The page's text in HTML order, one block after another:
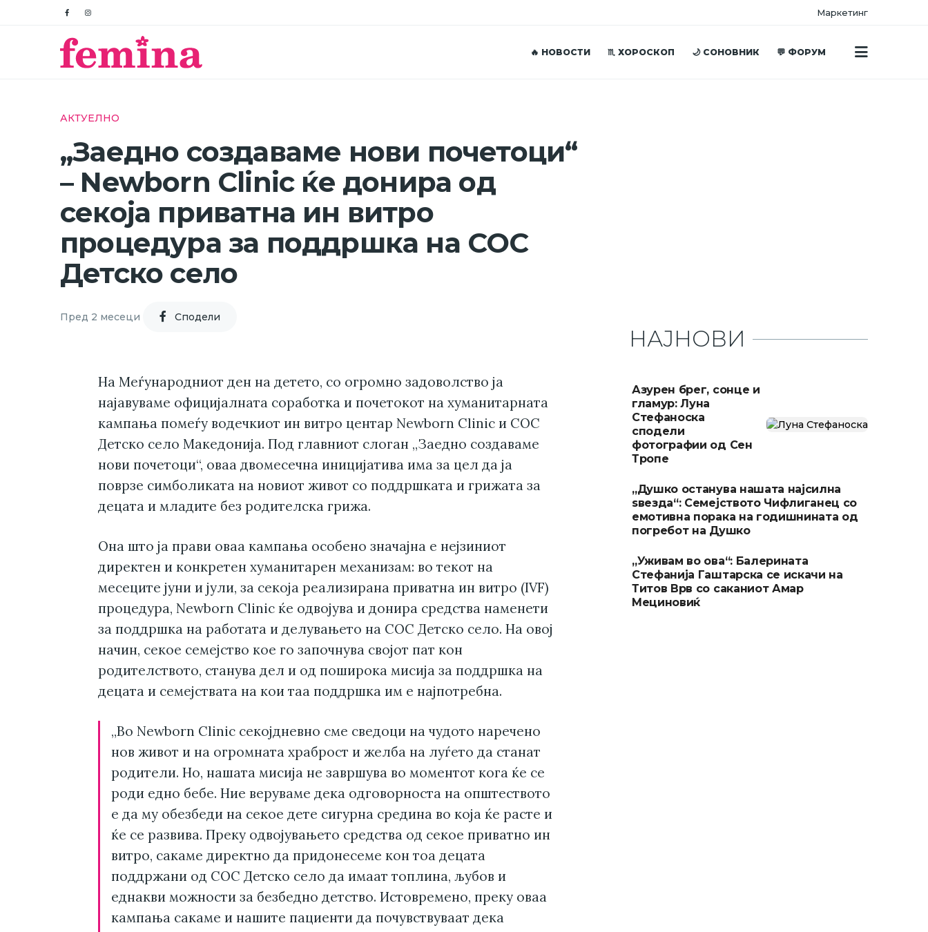
Маркетинг
🔥 НОВОСТИ ♏ ХОРОСКОП 🌙 СОНОВНИК 💬 ФОРУМ
АКТУЕЛНО
„Заедно создаваме нови почетоци“
– Newborn Clinic ќе донира од
секоја приватна ин витро
процедура за поддршка на СОС
Детско село
Пред 2 месеци Cподели
На Меѓународниот ден на детето, со огромно задоволство ја
најавуваме официјалната соработка и почетокот на хуманитарната
кампања помеѓу водечкиот ин витро центар Newborn Clinic и СОС
Детско село Македонија. Под главниот слоган „Заедно создаваме
нови почетоци“, оваа двомесечна иницијатива има за цел да ја
поврзе симболиката на новиот живот со поддршката и грижата за
децата и младите без родителска грижа.
Она што ја прави оваа кампања особено значајна е нејзиниот
директен и конкретен хуманитарен механизам: во текот на
месеците јуни и јули, за секоја реализирана приватна ин витро (IVF)
процедура, Newborn Clinic ќе одвојува и донира средства наменети
за поддршка на работата и делувањето на СОС Детско село. На овој
начин, секое семејство кое го започнува својот пат кон
родителството, станува дел и од поширока мисија за поддршка на
децата и семејствата на кои таа поддршка им е најпотребна.
„Во Newborn Clinic секојдневно сме сведоци на чудото наречено
нов живот и на огромната храброст и желба на луѓето да станат
родители. Но, нашата мисија не завршува во моментот кога ќе се
роди едно бебе. Ние веруваме дека одговорноста на општеството
е да му обезбеди на секое дете сигурна средина во која ќе расте и
ќе се развива. Преку одвојувањето средства од секое приватно ин
витро, сакаме директно да придонесеме кон тоа децата
поддржани од СОС Детско село да имаат топлина, љубов и
еднакви можности за безбедно детство. Истовремено, преку оваа
кампања сакаме и нашите пациенти да почувствуваат дека
НАЈНОВИ
Азурен брег, сонце и
гламур: Луна
Стефаноска
сподели
фотографии од Сен
Тропе
„Душко останува нашата најсилна
ѕвезда“: Семејството Чифлиганец со
емотивна порака на годишнината од
погребот на Душко
„Уживам во ова“: Балерината
Стефанија Гаштарска се искачи на
Титов Врв со саканиот Амар
Мециновиќ